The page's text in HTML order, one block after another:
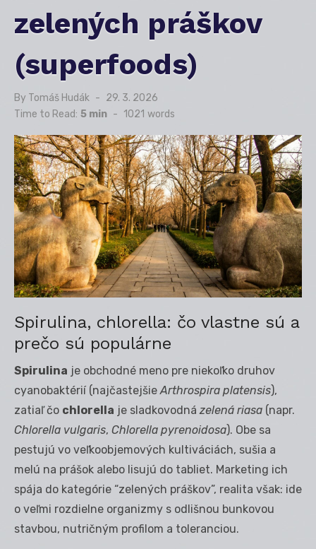
zelených práškov
(superfoods)
By Tomáš Hudák
Posted
on
29. 3. 2026
Time to Read: 5 min - 1021 words
Spirulina, chlorella: čo vlastne sú a
prečo sú populárne
Spirulina je obchodné meno pre niekoľko druhov
cyanobaktérií (najčastejšieArthrospira platensis),
zatiaľ čo chlorella je sladkovodnázelená riasa (napr.
Chlorella vulgaris, Chlorella pyrenoidosa). Obe sa
pestujú vo veľkoobjemových kultiváciách, sušia a
melú na prášok alebo lisujú do tabliet. Marketing ich
spája do kategórie “zelených práškov”, realita však: ide
o veľmi rozdielne organizmy s odlišnou bunkovou
stavbou, nutričným profilom a toleranciou.